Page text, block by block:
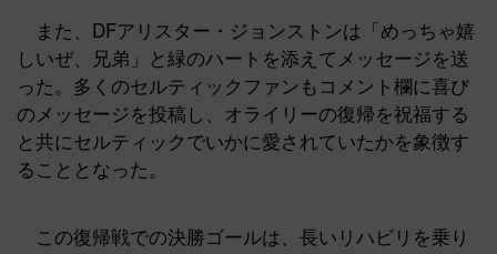
また、DFアリスター・ジョンストンは「めっちゃ嬉
しいぜ、兄弟」と緑のハートを添えてメッセージを送
った。多くのセルティックファンもコメント欄に喜び
のメッセージを投稿し、オライリーの復帰を祝福する
と共にセルティックでいかに愛されていたかを象徴す
ることとなった。
この復帰戦での決勝ゴールは、長いリハビリを乗り